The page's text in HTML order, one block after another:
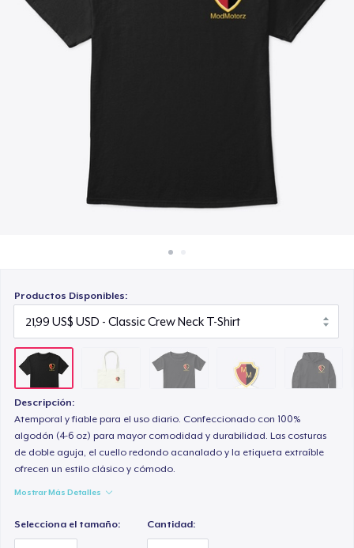
Productos Disponibles:
Descripción:
Atemporal y fiable para el uso diario. Confeccionado con 100%
algodón (4-6 oz) para mayor comodidad y durabilidad. Las costuras
de doble aguja, el cuello redondo acanalado y la etiqueta extraíble
ofrecen un estilo clásico y cómodo.
Mostrar Más Detalles
Selecciona el tamaño: Cantidad:
7,99 US$
38,99 US$
Unisex Premium Pullover Hoodie
44,99 US$
Comfort Tee
22,99 US$
14,99 US$
Unisex Classic Crewneck Sweatshirt
33,99 US$
33,99 US$
Women's Classic Tee